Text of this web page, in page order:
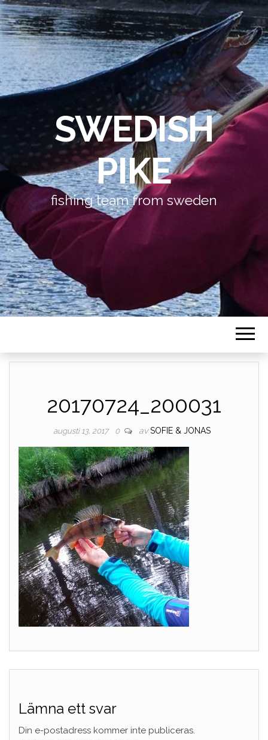
SWEDISH
PIKE
fishing team from sweden
20170724_200031
augusti 13, 2017 0 av SOFIE & JONAS
Lämna ett svar
Din e-postadress kommer inte publiceras.